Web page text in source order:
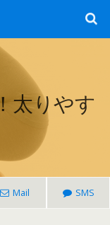
太りやす
Mail SMS